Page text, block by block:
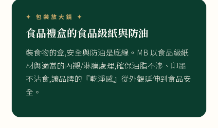
✦ 包裝放大鏡 ✦
食品禮盒的食品級紙與防油
裝食物的盒,安全與防油是底線。MB 以食品級紙
材與適當的內襯/淋膜處理,確保油脂不滲、印墨
不沾食,讓品牌的『乾淨感』從外觀延伸到食品安
全。